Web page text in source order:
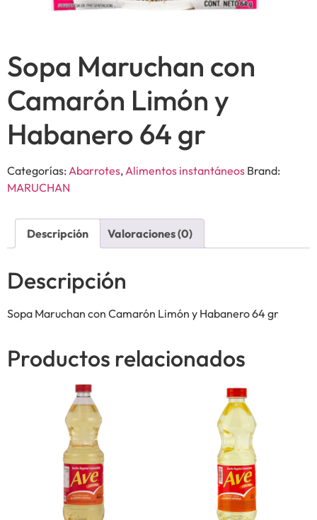
Sopa Maruchan con
Camarón Limón y
Habanero 64 gr
Categorías: Abarrotes,Alimentos instantáneos Brand:
MARUCHAN
Descripción Valoraciones (0)
Descripción
Sopa Maruchan con Camarón Limón y Habanero 64 gr
Productos relacionados